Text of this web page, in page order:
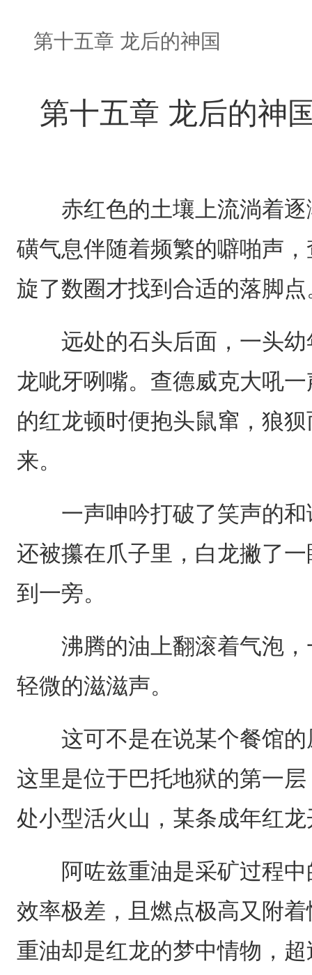
第十五章 龙后的神国
第十五章 龙后的神
赤红色的土壤上流淌着逐
磺气息伴随着频繁的噼啪声
旋了数圈才找到合适的落脚点
远处的石头后面，一头幼
龙呲牙咧嘴。查德威克大吼
的红龙顿时便抱头鼠窜，狼
来。
一声呻吟打破了笑声的和
还被攥在爪子里，白龙撇了
到一旁。
沸腾的油上翻滚着气泡，
轻微的滋滋声。
这可不是在说某个餐馆的
这里是位于巴托地狱的第一
处小型活火山，某条成年红龙
阿咗兹重油是采矿过程中
效率极差，且燃点极高又附
重油却是红龙的梦中情物，